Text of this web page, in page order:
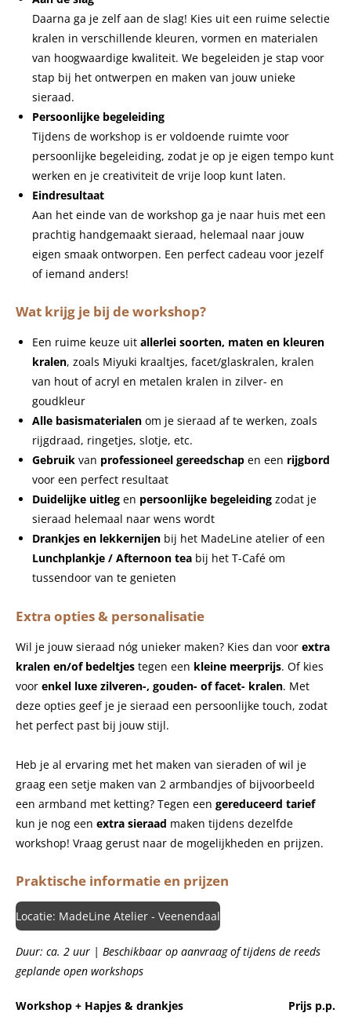
Daarna ga je zelf aan de slag! Kies uit een ruime selectie
kralen in verschillende kleuren, vormen en materialen
van hoogwaardige kwaliteit. We begeleiden je stap voor
stap bij het ontwerpen en maken van jouw unieke
sieraad.
Persoonlijke begeleiding
Tijdens de workshop is er voldoende ruimte voor
persoonlijke begeleiding, zodat je op je eigen tempo kunt
werken en je creativiteit de vrije loop kunt laten.
Eindresultaat
Aan het einde van de workshop ga je naar huis met een
prachtig handgemaakt sieraad, helemaal naar jouw
eigen smaak ontworpen. Een perfect cadeau voor jezelf
of iemand anders!
Wat krijg je bij de workshop?
Een ruime keuze uit allerlei soorten, maten en kleuren
kralen, zoals Miyuki kraaltjes, facet/glaskralen, kralen
van hout of acryl en metalen kralen in zilver- en
goudkleur
Alle basismaterialen om je sieraad af te werken, zoals
rijgdraad, ringetjes, slotje, etc.
Gebruik van professioneel gereedschap en een rijgbord
voor een perfect resultaat
Duidelijke uitleg en persoonlijke begeleiding zodat je
sieraad helemaal naar wens wordt
Drankjes en lekkernijen bij het MadeLine atelier of een
Lunchplankje / Afternoon tea bij het T-Café om
tussendoor van te genieten
Extra opties & personalisatie
Wil je jouw sieraad nóg unieker maken? Kies dan voor extra
kralen en/of bedeltjes tegen een kleine meerprijs. Of kies
voor enkel luxe zilveren-, gouden- of facet- kralen. Met
deze opties geef je je sieraad een persoonlijke touch, zodat
het perfect past bij jouw stijl.
Heb je al ervaring met het maken van sieraden of wil je
graag een setje maken van 2 armbandjes of bijvoorbeeld
een armband met ketting? Tegen een gereduceerd tarief
kun je nog een extra sieraad maken tijdens dezelfde
workshop! Vraag gerust naar de mogelijkheden en prijzen.
Praktische informatie en prijzen
Locatie: MadeLine Atelier - Veenendaal
Duur: ca. 2 uur | Beschikbaar op aanvraag of tijdens de reeds
geplande open workshops
Workshop + Hapjes & drankjes Prijs p.p.